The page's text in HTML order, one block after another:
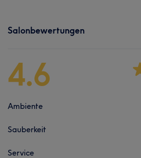
Salonbewertungen
4.6
Ambiente
Sauberkeit
Service